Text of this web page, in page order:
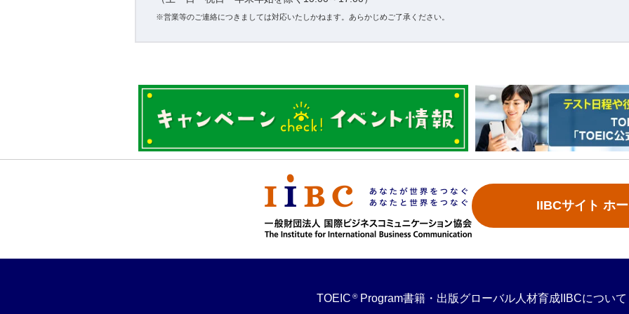
※営業等のご連絡につきましては対応いたしかねます。あらかじめご了承ください。
IIBCサイト ホ
TOEIC ®Program書籍・出版グローバル人材育成 IIBCについて